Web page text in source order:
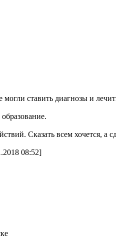
ставить диагнозы и
Сказать всем хочется,
08:52]